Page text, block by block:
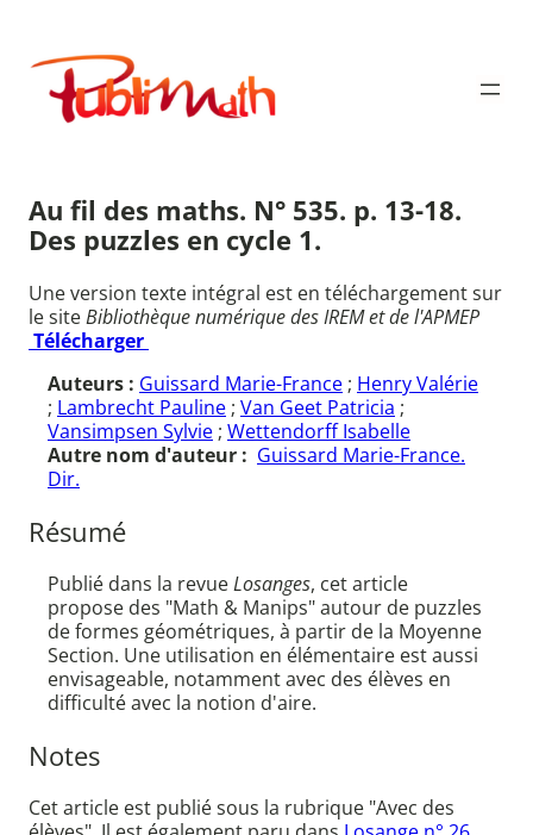
contenu
Publimath
Au fil des maths. N° 535. p. 13-18.
Des puzzles en cycle 1.
Une version texte intégral est en téléchargement sur
le siteBibliothèque numérique des IREM et de l'APMEP
Télécharger
Auteurs : Guissard Marie-France ; Henry Valérie
; Lambrecht Pauline ; Van Geet Patricia ;
Vansimpsen Sylvie ; Wettendorff Isabelle
Autre nom d'auteur : Guissard Marie-France.
Dir.
Résumé
Publié dans la revueLosanges, cet article
propose des "Math & Manips" autour de puzzles
de formes géométriques, à partir de la Moyenne
Section. Une utilisation en élémentaire est aussi
envisageable, notamment avec des élèves en
difficulté avec la notion d'aire.
Notes
Cet article est publié sous la rubrique "Avec des